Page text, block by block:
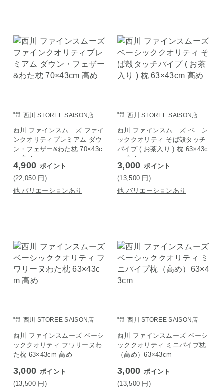
西川 STOREE SAISON店
西川 ファインスムーズ ファイ
ンクオリティプレミアム ダウ
ン・フェザー&わた枕 70×43c
m 高め
4,900 ポイント
(22,050 円)
他 バリエーションあり
西川 STOREE SAISON店
西川 ファインスムーズ ベーシ
ッククオリティ そば殻タッチ
パイプ ( お茶入り ) 枕 63×43c
m 高め
3,000 ポイント
(13,500 円)
他 バリエーションあり
西川 STOREE SAISON店
西川 ファインスムーズ ベーシ
ッククオリティ フワリーヌわ
た枕 63×43cm 高め
3,000 ポイント
(13,500 円)
西川 STOREE SAISON店
西川 ファインスムーズ ベーシ
ッククオリティ ミニパイプ枕
（高め）63×43cm
3,000 ポイント
(13,500 円)